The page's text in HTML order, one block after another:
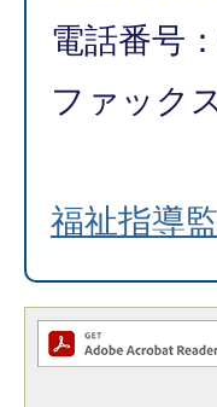
電話番号
ファック
福祉指導